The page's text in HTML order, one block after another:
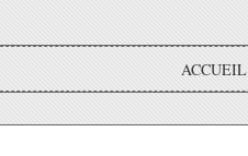
ACCUEIL